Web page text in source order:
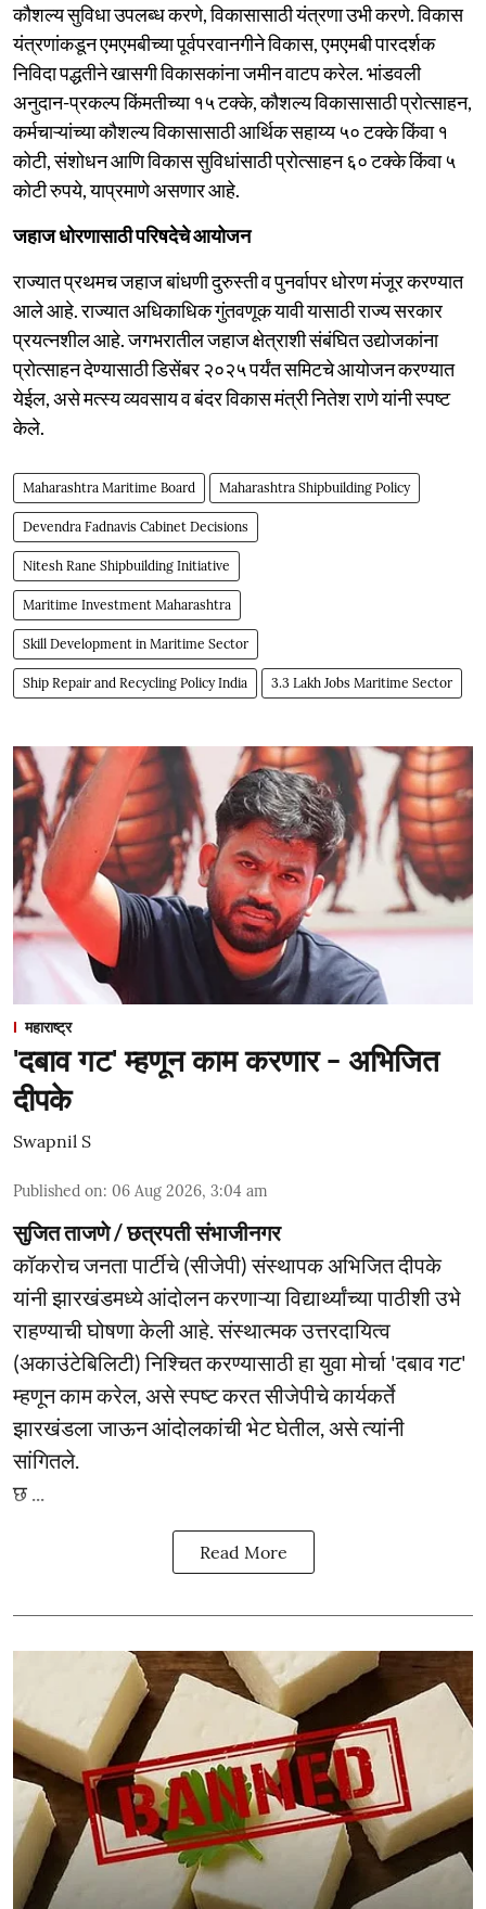
कौशल्य सुविधा उपलब्ध करणे, विकासासाठी यंत्रणा उभी करणे. विकास
यंत्रणांकडून एमएमबीच्या पूर्वपरवानगीने विकास, एमएमबी पारदर्शक
निविदा पद्धतीने खासगी विकासकांना जमीन वाटप करेल. भांडवली
अनुदान-प्रकल्प किंमतीच्या १५ टक्के, कौशल्य विकासासाठी प्रोत्साहन,
कर्मचाऱ्यांच्या कौशल्य विकासासाठी आर्थिक सहाय्य ५० टक्के किंवा १
कोटी, संशोधन आणि विकास सुविधांसाठी प्रोत्साहन ६० टक्के किंवा ५
कोटी रुपये, याप्रमाणे असणार आहे.
जहाज धोरणासाठी परिषदेचे आयोजन
राज्यात प्रथमच जहाज बांधणी दुरुस्ती व पुनर्वापर धोरण मंजूर करण्यात
आले आहे. राज्यात अधिकाधिक गुंतवणूक यावी यासाठी राज्य सरकार
प्रयत्नशील आहे. जगभरातील जहाज क्षेत्राशी संबंघित उद्योजकांना
प्रोत्साहन देण्यासाठी डिसेंबर २०२५ पर्यंत समिटचे आयोजन करण्यात
येईल, असे मत्स्य व्यवसाय व बंदर विकास मंत्री नितेश राणे यांनी स्पष्ट
केले.
Maharashtra Maritime Board Maharashtra Shipbuilding Policy
Devendra Fadnavis Cabinet Decisions
Nitesh Rane Shipbuilding Initiative
Maritime Investment Maharashtra
Skill Development in Maritime Sector
Ship Repair and Recycling Policy India 3.3 Lakh Jobs Maritime Sector
महाराष्ट्र
'दबाव गट' म्हणून काम करणार - अभिजित
दीपके
Swapnil S
Published on: 06 Aug 2026, 3:04 am
सुजित ताजणे / छत्रपती संभाजीनगर
कॉकरोच जनता पार्टीचे (सीजेपी) संस्थापक अभिजित दीपके
यांनी झारखंडमध्ये आंदोलन करणाऱ्या विद्यार्थ्यांच्या पाठीशी उभे
राहण्याची घोषणा केली आहे. संस्थात्मक उत्तरदायित्व
(अकाउंटेबिलिटी) निश्चित करण्यासाठी हा युवा मोर्चा 'दबाव गट'
म्हणून काम करेल, असे स्पष्ट करत सीजेपीचे कार्यकर्ते
झारखंडला जाऊन आंदोलकांची भेट घेतील, असे त्यांनी
सांगितले.
छ ...
Read More